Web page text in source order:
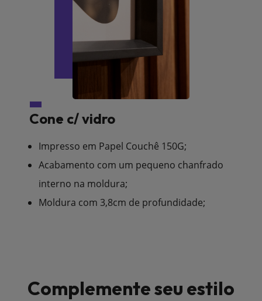
Cone c/ vidro
Impresso em Papel Couchê 150G;
Acabamento com um pequeno chanfrado
interno na moldura;
Moldura com 3,8cm de profundidade;
Complemente seu estilo